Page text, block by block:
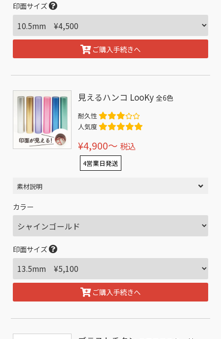
印面サイズ
ご購入手続きへ
見えるハンコ LooKy全6色
耐久性
人気度
¥4,900〜 税込
4営業日発送
素材説明
カラー
印面サイズ
ご購入手続きへ